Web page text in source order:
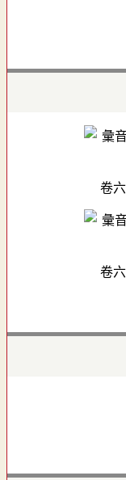
卷
卷